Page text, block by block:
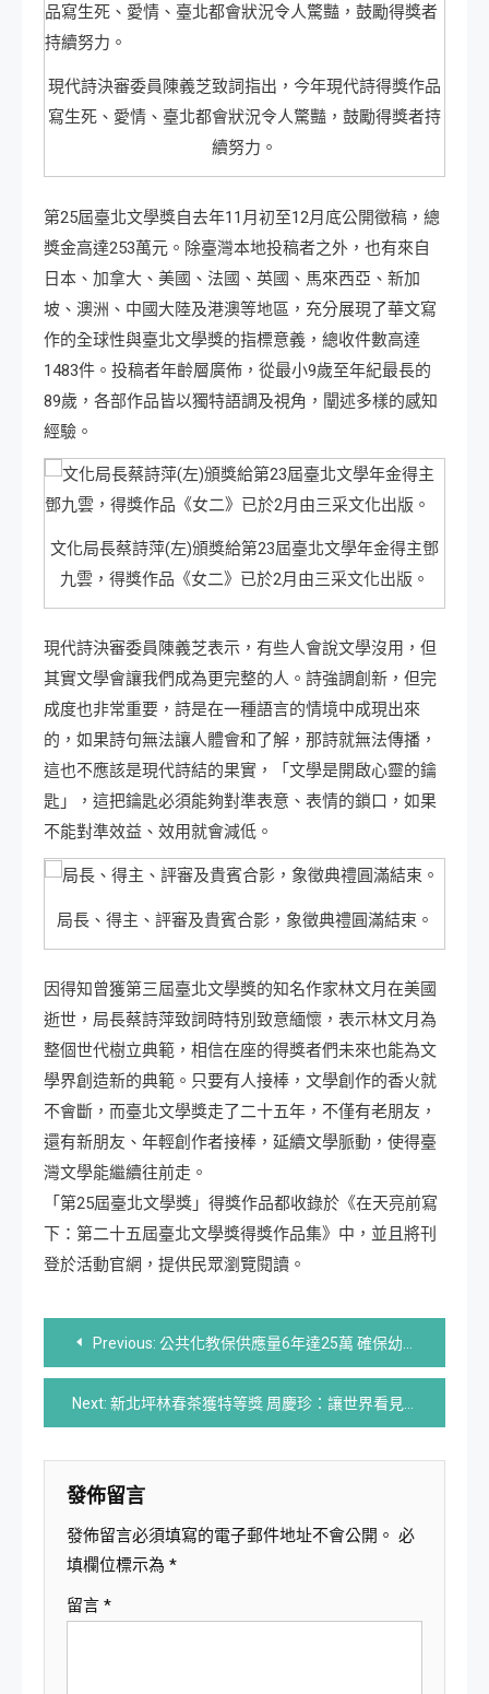
現代詩決審委員陳義芝致詞指出，今年現代詩得獎作品
寫生死、愛情、臺北都會狀況令人驚豔，鼓勵得獎者持
續努力。
第25屆臺北文學獎自去年11月初至12月底公開徵稿，總
獎金高達253萬元。除臺灣本地投稿者之外，也有來自
日本、加拿大、美國、法國、英國、馬來西亞、新加
坡、澳洲、中國大陸及港澳等地區，充分展現了華文寫
作的全球性與臺北文學獎的指標意義，總收件數高達
1483件。投稿者年齡層廣佈，從最小9歲至年紀最長的
89歲，各部作品皆以獨特語調及視角，闡述多樣的感知
經驗。
文化局長蔡詩萍(左)頒獎給第23屆臺北文學年金得主鄧
九雲，得獎作品《女二》已於2月由三采文化出版。
現代詩決審委員陳義芝表示，有些人會說文學沒用，但
其實文學會讓我們成為更完整的人。詩強調創新，但完
成度也非常重要，詩是在一種語言的情境中成現出來
的，如果詩句無法讓人體會和了解，那詩就無法傳播，
這也不應該是現代詩結的果實，「文學是開啟心靈的鑰
匙」，這把鑰匙必須能夠對準表意、表情的鎖口，如果
不能對準效益、效用就會減低。
局長、得主、評審及貴賓合影，象徵典禮圓滿結束。
因得知曾獲第三屆臺北文學獎的知名作家林文月在美國
逝世，局長蔡詩萍致詞時特別致意緬懷，表示林文月為
整個世代樹立典範，相信在座的得獎者們未來也能為文
學界創造新的典範。只要有人接棒，文學創作的香火就
不會斷，而臺北文學獎走了二十五年，不僅有老朋友，
還有新朋友、年輕創作者接棒，延續文學脈動，使得臺
灣文學能繼續往前走。
「第25屆臺北文學獎」得獎作品都收錄於《在天亮前寫
下：第二十五屆臺北文學獎得獎作品集》中，並且將刊
登於活動官網，提供民眾瀏覽閱讀。
文
章
導
覽
Previous: 公共化教保供應量6年達25萬 確保幼兒及家長的權益
Next: 新北坪林春茶獲特等獎 周慶珍：讓世界看見在地好茶
發佈留言
發佈留言必須填寫的電子郵件地址不會公開。 必
填欄位標示為 *
留言 *